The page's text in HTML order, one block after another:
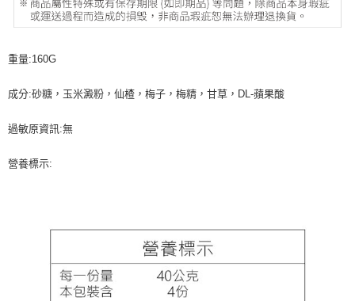
重量:160G
成分:砂糖，玉米澱粉，仙楂，梅子，梅精，甘草，DL-蘋果酸
過敏原資訊:無
營養標示: